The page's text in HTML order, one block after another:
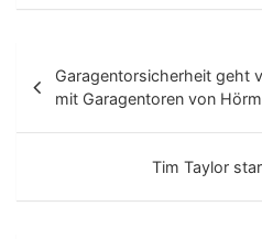
e
i
r
Garagentorsicherheit geht
mit Garagentoren von
Tim Taylor